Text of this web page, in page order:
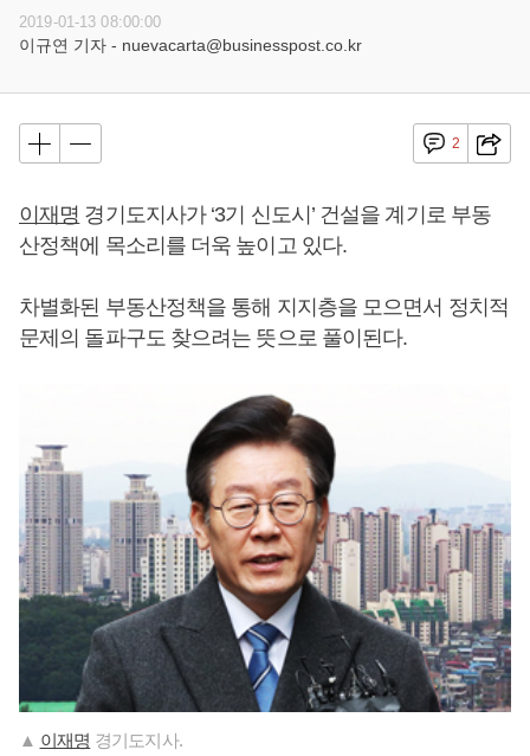
2019-01-13 08:00:00
이규연 기자 - nuevacarta@businesspost.co.kr
2
이재명 경기도지사가 ‘3기 신도시’ 건설을 계기로 부동
산정책에 목소리를 더욱 높이고 있다.
차별화된 부동산정책을 통해 지지층을 모으면서 정치적
문제의 돌파구도 찾으려는 뜻으로 풀이된다.
▲ 이재명 경기도지사.